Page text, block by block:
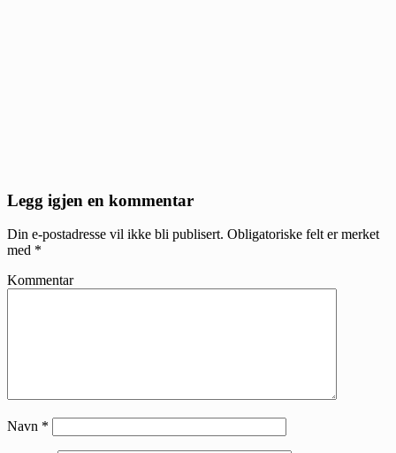
Reader
Legg igjen en kommentar
Din e-postadresse vil ikke bli publisert. Obligatoriske felt er merket
med *
Kommentar
Navn *